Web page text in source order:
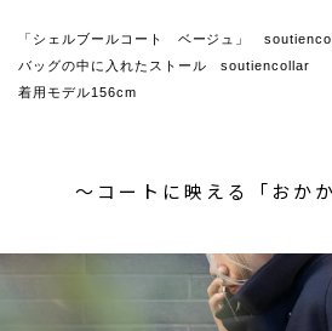
「シェルブールコート ベージュ」
バッグの中に入れたストール soutiencollar
着用モデル156cm
〜コートに映える「おか